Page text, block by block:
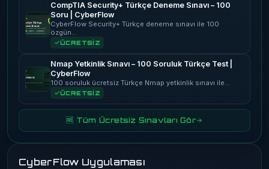
CompTIA Security+ Türkçe Deneme Sınavı – 100
Soru | CyberFlow
CyberFlow Security+ Türkçe deneme sınavı ile 100
özgün…
ÜCRETSİZ
Nmap Yetkinlik Sınavı – 100 Soruluk Türkçe Test |
CyberFlow
100 soruluk ücretsiz Türkçe Nmap yetkinlik sınavı ile…
ÜCRETSİZ
🆓 Tüm Ücretsiz Sınavları Gör
CyberFlow Uygulaması